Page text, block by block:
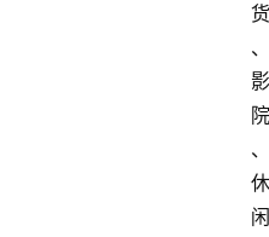
货
、
影
院
、
休
闲